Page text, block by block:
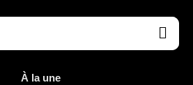
À la une